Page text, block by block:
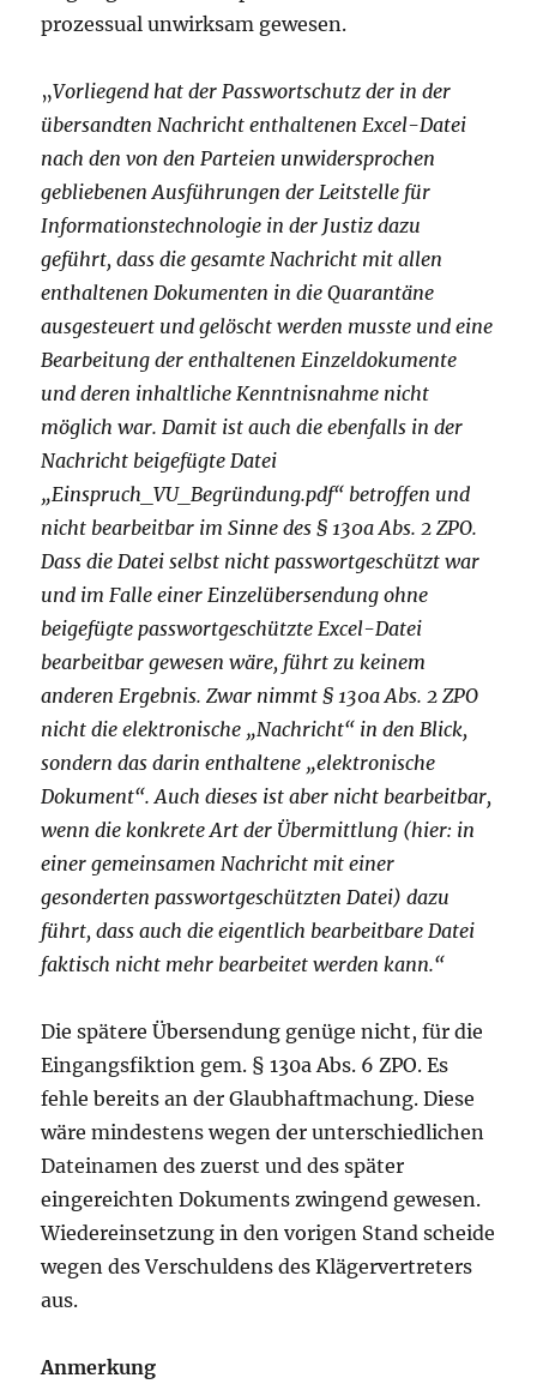
prozessual unwirksam gewesen.
„Vorliegend hat der Passwortschutz der in der
übersandten Nachricht enthaltenen Excel-Datei
nach den von den Parteien unwidersprochen
gebliebenen Ausführungen der Leitstelle für
Informationstechnologie in der Justiz dazu
geführt, dass die gesamte Nachricht mit allen
enthaltenen Dokumenten in die Quarantäne
ausgesteuert und gelöscht werden musste und eine
Bearbeitung der enthaltenen Einzeldokumente
und deren inhaltliche Kenntnisnahme nicht
möglich war. Damit ist auch die ebenfalls in der
Nachricht beigefügte Datei
„Einspruch_VU_Begründung.pdf“ betroffen und
nicht bearbeitbar im Sinne des § 130a Abs. 2 ZPO.
Dass die Datei selbst nicht passwortgeschützt war
und im Falle einer Einzelübersendung ohne
beigefügte passwortgeschützte Excel-Datei
bearbeitbar gewesen wäre, führt zu keinem
anderen Ergebnis. Zwar nimmt § 130a Abs. 2 ZPO
nicht die elektronische „Nachricht“ in den Blick,
sondern das darin enthaltene „elektronische
Dokument“. Auch dieses ist aber nicht bearbeitbar,
wenn die konkrete Art der Übermittlung (hier: in
einer gemeinsamen Nachricht mit einer
gesonderten passwortgeschützten Datei) dazu
führt, dass auch die eigentlich bearbeitbare Datei
faktisch nicht mehr bearbeitet werden kann.“
Die spätere Übersendung genüge nicht, für die
Eingangsfiktion gem. § 130a Abs. 6 ZPO. Es
fehle bereits an der Glaubhaftmachung. Diese
wäre mindestens wegen der unterschiedlichen
Dateinamen des zuerst und des später
eingereichten Dokuments zwingend gewesen.
Wiedereinsetzung in den vorigen Stand scheide
wegen des Verschuldens des Klägervertreters
aus.
Anmerkung